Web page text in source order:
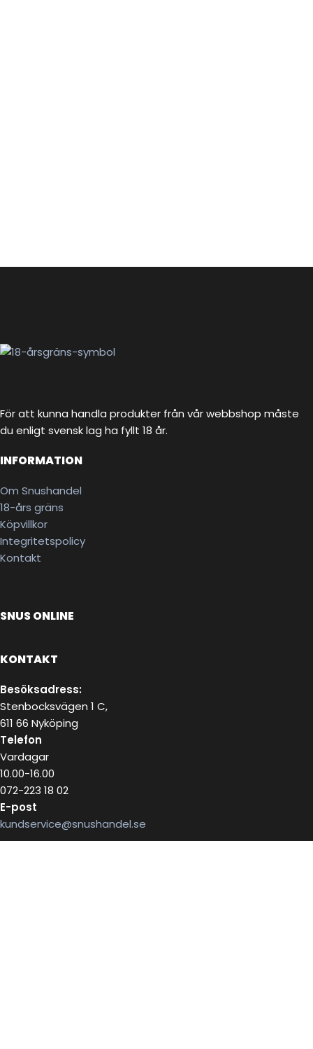
För att kunna handla produkter från vår webbshop måste
du enligt svensk lag ha fyllt 18 år.
INFORMATION
Om Snushandel
18-års gräns
Köpvillkor
Integritetspolicy
Kontakt
SNUS ONLINE
KONTAKT
Besöksadress:
Stenbocksvägen 1 C,
611 66 Nyköping
Telefon
Vardagar
10.00-16.00
072-223 18 02
E-post
kundservice@snushandel.se